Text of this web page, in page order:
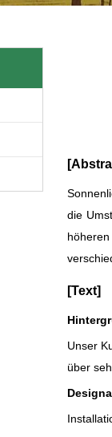
die
[Text]
Unser
über